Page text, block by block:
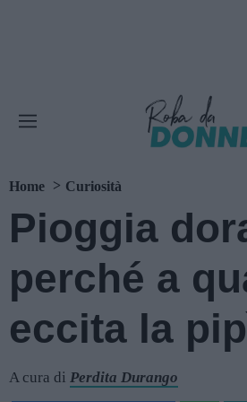
Home Curiosità
Pioggia
perché a
eccita la
A cura di Perdita Durango